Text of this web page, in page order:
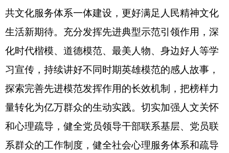
共文化服务体系一体建设，更好满足人民精神文化
生活新期待。充分发挥先进典型示范引领作用，深
化时代楷模、道德模范、最美人物、身边好人等学
习宣传，持续讲好不同时期英雄模范的感人故事，
探索完善先进模范发挥作用的长效机制，把榜样力
量转化为亿万群众的生动实践。切实加强人文关怀
和心理疏导，健全党员领导干部联系基层、党员联
系群众的工作制度，健全社会心理服务体系和疏导